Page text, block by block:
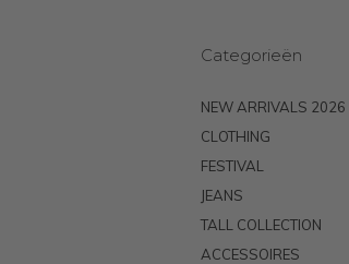
Categorieën
NEW ARRIVALS 2026
CLOTHING
FESTIVAL
JEANS
TALL COLLECTION
ACCESSOIRES